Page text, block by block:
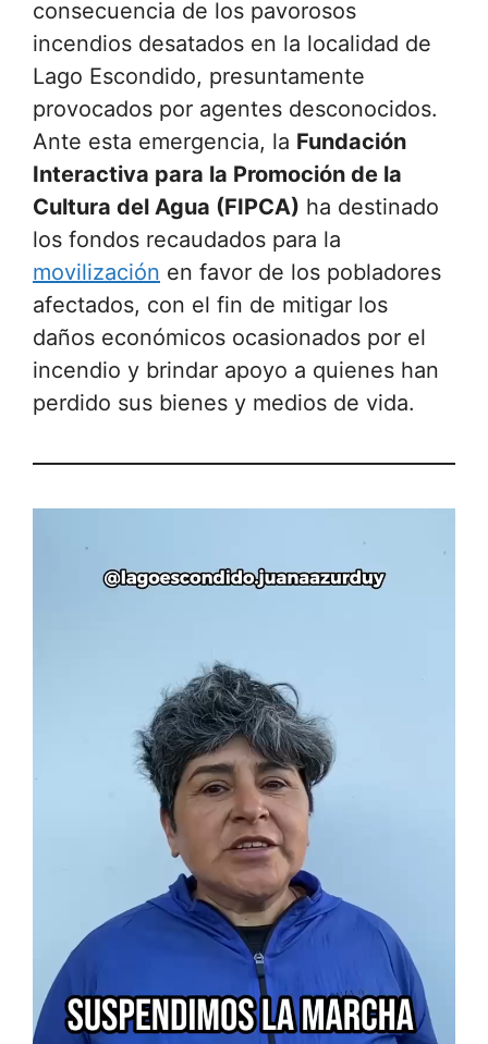
consecuencia de los pavorosos
incendios desatados en la localidad de
Lago Escondido, presuntamente
provocados por agentes desconocidos.
Ante esta emergencia, la Fundación
Interactiva para la Promoción de la
Cultura del Agua (FIPCA) ha destinado
los fondos recaudados para la
movilización en favor de los pobladores
afectados, con el fin de mitigar los
daños económicos ocasionados por el
incendio y brindar apoyo a quienes han
perdido sus bienes y medios de vida.